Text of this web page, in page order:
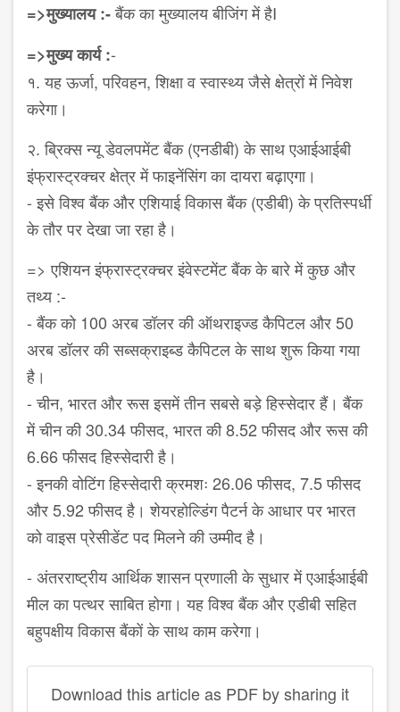
=>मुख्यालय :-बैंक का मुख्यालय बीजिंग में हैI
=>मुख्य कार्य :-
१. यह ऊर्जा, परिवहन, शिक्षा व स्वास्थ्य जैसे क्षेत्रों में निवेश
करेगा।
२. ब्रिक्स न्यू डेवलपमेंट बैंक (एनडीबी) के साथ एआईआईबी
इंफ्रास्ट्रक्चर क्षेत्र में फाइनेंसिंग का दायरा बढ़ाएगा।
- इसे विश्व बैंक और एशियाई विकास बैंक (एडीबी) के प्रतिस्पर्धी
के तौर पर देखा जा रहा है।
=> एशियन इंफ्रास्ट्रक्चर इंवेस्टमेंट बैंक के बारे में कुछ और
तथ्य :-
- बैंक को 100 अरब डॉलर की ऑथराइज्ड कैपिटल और 50
अरब डॉलर की सब्सक्राइब्ड कैपिटल के साथ शुरू किया गया
है।
- चीन, भारत और रूस इसमें तीन सबसे बड़े हिस्सेदार हैं। बैंक
में चीन की 30.34 फीसद, भारत की 8.52 फीसद और रूस की
6.66 फीसद हिस्सेदारी है।
- इनकी वोटिंग हिस्सेदारी क्रमशः 26.06 फीसद, 7.5 फीसद
और 5.92 फीसद है। शेयरहोल्डिंग पैटर्न के आधार पर भारत
को वाइस प्रेसीडेंट पद मिलने की उम्मीद है।
- अंतरराष्ट्रीय आर्थिक शासन प्रणाली के सुधार में एआईआईबी
मील का पत्थर साबित होगा। यह विश्व बैंक और एडीबी सहित
बहुपक्षीय विकास बैंकों के साथ काम करेगा।
Download this article as PDF by sharing it